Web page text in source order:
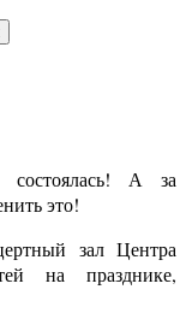
состоялась! А за
это!
зал Центра
на празднике,